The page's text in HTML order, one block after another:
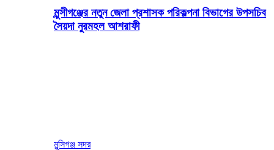
মুন্সীগঞ্জের নতুন জেলা প্রশাসক পরিকল্পনা বিভাগের উপসচিব
সৈয়দা নুরমহল আশরাফী
মুন্সিগঞ্জ সদর